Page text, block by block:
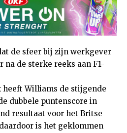
de sfeer bij zijn werkgever
na de sterke reeks aan F1-
heeftWilliams de stijgende
dubbele puntenscore in
resultaat voor het Britse
is het geklommen